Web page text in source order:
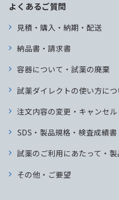
よくあるご質問
見積・購入・納期・配送
納品書・請求書
容器について・試薬の廃棄
試薬ダイレクトの使い方につ
注文内容の変更・キャンセ
SDS・製品規格・検査成績
試薬のご利用にあたって・
その他・ご要望